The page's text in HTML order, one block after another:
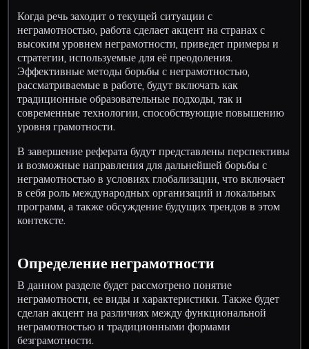
Когда речь заходит о текущей ситуации с
неграмотностью, работа сделает акцент на странах с
высоким уровнем неграмотности, приведет примеры и
стратегии, используемые для её преодоления.
Эффективные методы борьбы с неграмотностью,
рассматриваемые в работе, будут включать как
традиционные образовательные подходы, так и
современные технологии, способствующие повышению
уровня грамотности.
В завершение реферата будут представлены перспективы
и возможные направления для дальнейшей борьбы с
неграмотностью в условиях глобализации, что включает
в себя роль международных организаций и локальных
программ, а также обсуждение будущих трендов в этом
контексте.
Определение неграмотности
В данном разделе будет рассмотрено понятие
неграмотности, ее виды и характеристики. Также будет
сделан акцент на различиях между функциональной
неграмотностью и традиционными формами
безграмотности.